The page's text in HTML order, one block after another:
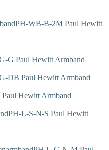
PH-WB-B-2M Paul Hewitt
G Paul Hewitt Armband
DB Paul Hewitt Armband
Paul Hewitt Armband
PH-L-S-N-S Paul Hewitt